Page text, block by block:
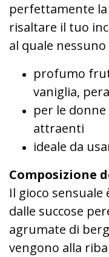
perfettamente
risaltare il tuo
al quale
profumo
vaniglia,
per le
attraenti
ideale da
Composizione
Il gioco
dalle succose
agrumate di
vengono alla